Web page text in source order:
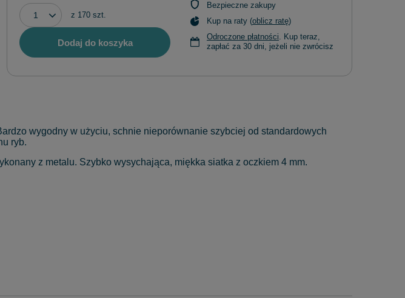
z 170 szt.
Dodaj do koszyka
Bezpieczne zakupy
Kup na raty (oblicz ratę)
Odroczone płatności. Kup teraz,
zapłać za 30 dni, jeżeli nie zwrócisz
wygodny w użyciu, schnie nieporównanie szybciej od standardowych
ryb.
z metalu. Szybko wysychająca, miękka siatka z oczkiem 4 mm.